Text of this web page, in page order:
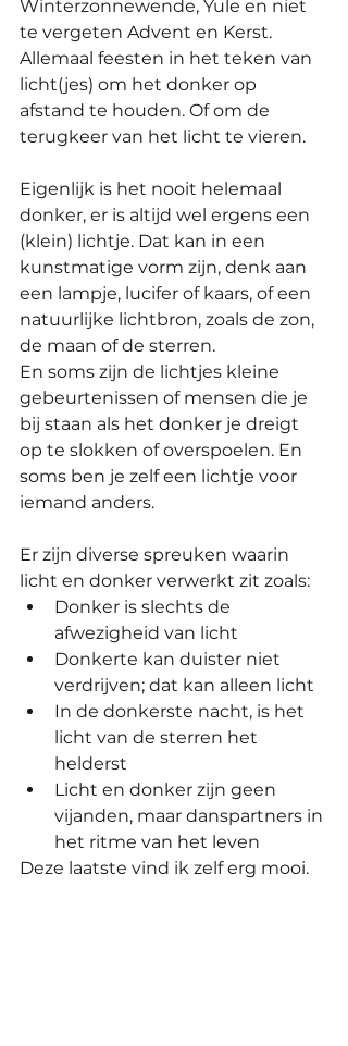
Winterzonnewende, Yule en niet
te vergeten Advent en Kerst.
Allemaal feesten in het teken van
licht(jes) om het donker op
afstand te houden. Of om de
terugkeer van het licht te vieren.
Eigenlijk is het nooit helemaal
donker, er is altijd wel ergens een
(klein) lichtje. Dat kan in een
kunstmatige vorm zijn, denk aan
een lampje, lucifer of kaars, of een
natuurlijke lichtbron, zoals de zon,
de maan of de sterren.
En soms zijn de lichtjes kleine
gebeurtenissen of mensen die je
bij staan als het donker je dreigt
op te slokken of overspoelen. En
soms ben je zelf een lichtje voor
iemand anders.
Er zijn diverse spreuken waarin
licht en donker verwerkt zit zoals:
Donker is slechts de
afwezigheid van licht
Donkerte kan duister niet
verdrijven; dat kan alleen licht
In de donkerste nacht, is het
licht van de sterren het
helderst
Licht en donker zijn geen
vijanden, maar danspartners in
het ritme van het leven
Deze laatste vind ik zelf erg mooi.